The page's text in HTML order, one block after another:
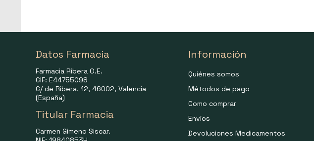
Datos Farmacia
Farmacia Ribera O.E.
CIF: E44755098
C/ de Ribera, 12, 46002, Valencia
(España)
Titular Farmacia
Carmen Gimeno Siscar.
Información
Quiénes somos
Métodos de pago
Como comprar
Envíos
Devoluciones Medicamentos